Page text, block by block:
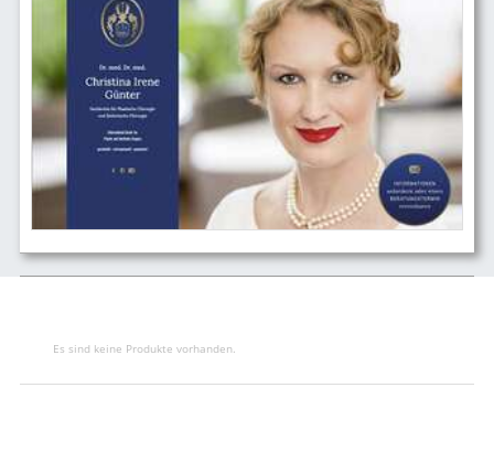
Es sind keine Produkte vorhanden.